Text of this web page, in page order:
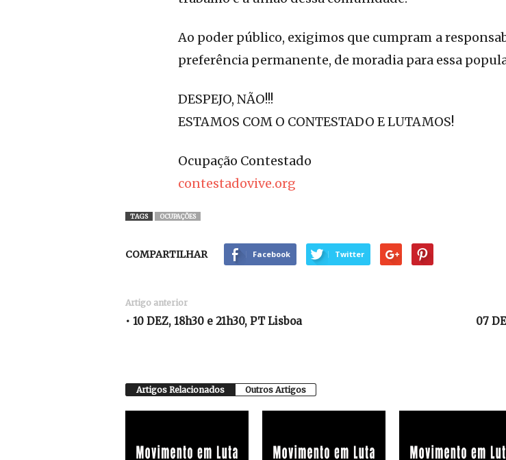
Ao poder público, exigimos que cumpram a
preferência permanente, de moradia para essa
DESPEJO, NÃO!!!
ESTAMOS COM O CONTESTADO E LUTAMOS!
Ocupação Contestado
contestadovive.org
TAGS OCUPAÇÕES
COMPARTILHAR Facebook Twitter
Artigo anterior
• 10 DEZ, 18h30 e 21h30, PT Lisboa
07
Artigos Relacionados Outros Artigos